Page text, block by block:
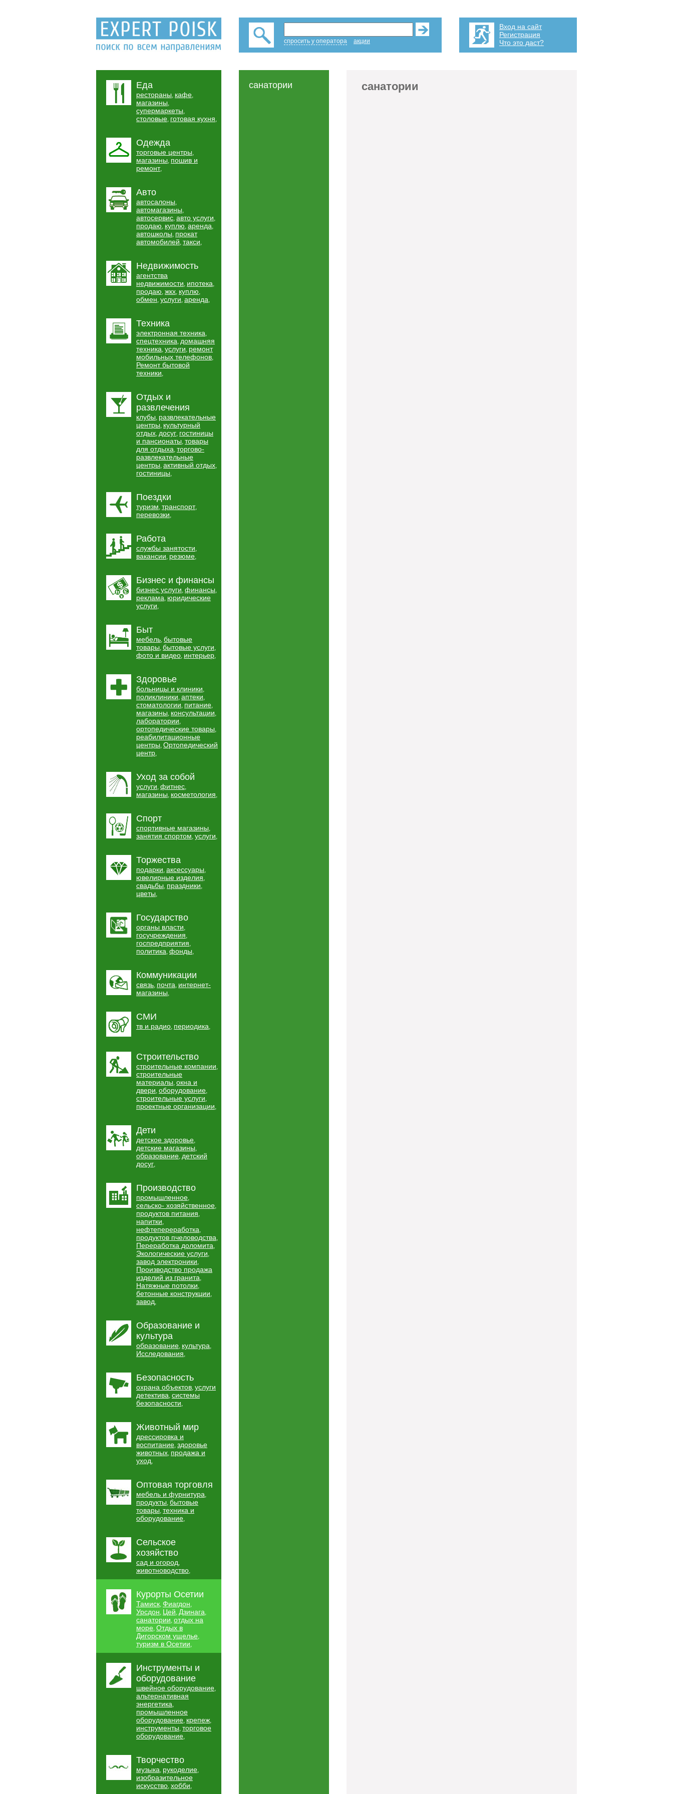
спросить у оператора акции
Вход на сайт
Регистрация
Что это даст?
Еда
рестораны, кафе,
магазины,
супермаркеты,
столовые, готовая кухня,
Одежда
торговые центры,
магазины, пошив и
ремонт,
Авто
автосалоны,
автомагазины,
автосервис, авто услуги,
продаю, куплю, аренда,
автошколы, прокат
автомобилей, такси,
Недвижимость
агентства
недвижимости, ипотека,
продаю, жкх, куплю,
обмен, услуги, аренда,
Техника
электронная техника,
спецтехника, домашняя
техника, услуги, ремонт
мобильных телефонов,
Ремонт бытовой
техники,
Отдых и
развлечения
клубы, развлекательные
центры, культурный
отдых, досуг, гостиницы
и пансионаты, товары
для отдыха, торгово-
развлекательные
центры, активный отдых,
гостиницы,
Поездки
туризм, транспорт,
перевозки,
Работа
службы занятости,
вакансии, резюме,
Бизнес и финансы
бизнес услуги, финансы,
реклама, юридические
услуги,
Быт
мебель, бытовые
товары, бытовые услуги,
фото и видео, интерьер,
Здоровье
больницы и клиники,
поликлиники, аптеки,
стоматологии, питание,
магазины, консультации,
лаборатории,
ортопедические товары,
реабилитационные
центры, Ортопедический
центр,
Уход за собой
услуги, фитнес,
магазины, косметология,
Спорт
спортивные магазины,
занятия спортом, услуги,
Торжества
подарки, аксессуары,
ювелирные изделия,
свадьбы, праздники,
цветы,
Государство
органы власти,
госучреждения,
госпредприятия,
политика, фонды,
Коммуникации
связь, почта, интернет-
магазины,
СМИ
тв и радио, периодика,
Строительство
строительные компании,
строительные
материалы, окна и
двери, оборудование,
строительные услуги,
проектные организации,
Дети
детское здоровье,
детские магазины,
образование, детский
досуг,
Производство
промышленное,
сельско- хозяйственное,
продуктов питания,
напитки,
нефтепереработка,
продуктов пчеловодства,
Переработка доломита,
Экологические услуги,
завод электроники,
Производство продажа
изделий из гранита,
Натяжные потолки,
бетонные конструкции,
завод,
Образование и
культура
образование, культура,
Исследования,
Безопасность
охрана объектов, услуги
детектива, системы
безопасности,
Животный мир
дрессировка и
воспитание, здоровье
животных, продажа и
уход,
Оптовая торговля
мебель и фурнитура,
продукты, бытовые
товары, техника и
оборудование,
Сельское
хозяйство
сад и огород,
животноводство,
Курорты Осетии
Тамиск, Фиагдон,
Урсдон, Цей, Дзинага,
санатории, отдых на
море, Отдых в
Дигорском ущелье,
туризм в Осетии,
Инструменты и
оборудование
швейное оборудование,
альтернативная
энергетика,
промышленное
оборудование, крепеж,
инструменты, торговое
оборудование,
Творчество
музыка, рукоделие,
изобразительное
искусство, хобби,
санатории санатории